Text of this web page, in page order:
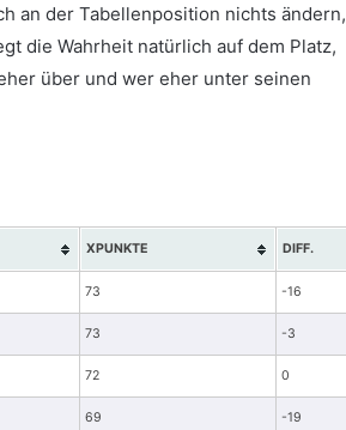
an der Tabellenposition nichts ändern,
die Wahrheit natürlich auf dem Platz,
über und wer eher unter seinen
XPUNKTE DIFF.
73 -16
73 -3
72 0
69 -19